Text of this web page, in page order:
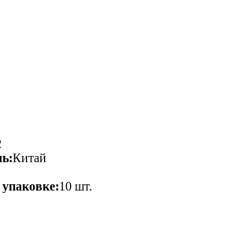
Китай
10 шт.